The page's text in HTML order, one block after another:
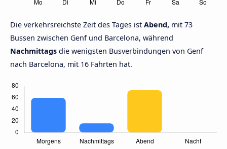
Die verkehrsreichste Zeit des Tages ist Abend, mit 73
Bussen zwischen Genf und Barcelona, während
Nachmittags die wenigsten Busverbindungen von Genf
nach Barcelona, mit 16 Fahrten hat.